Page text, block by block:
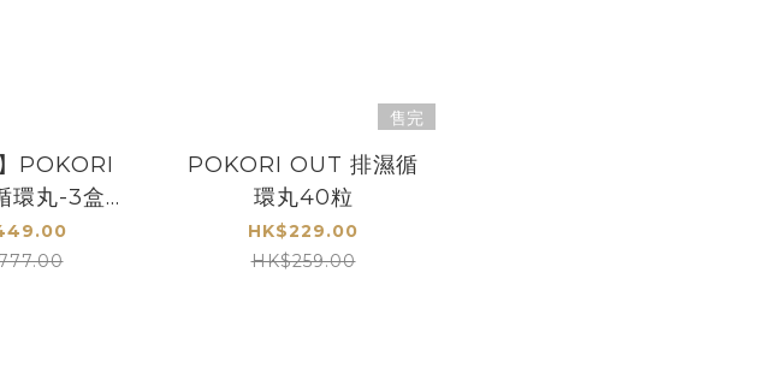
POKORI
環丸-3盒裝
郵]
售完
POKORI OUT 排濕循
環丸40粒
HK$229.00
HK$259.00